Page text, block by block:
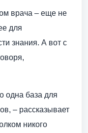
врача – еще не
для
знания. А вот с
одна база для
– рассказывает
никого